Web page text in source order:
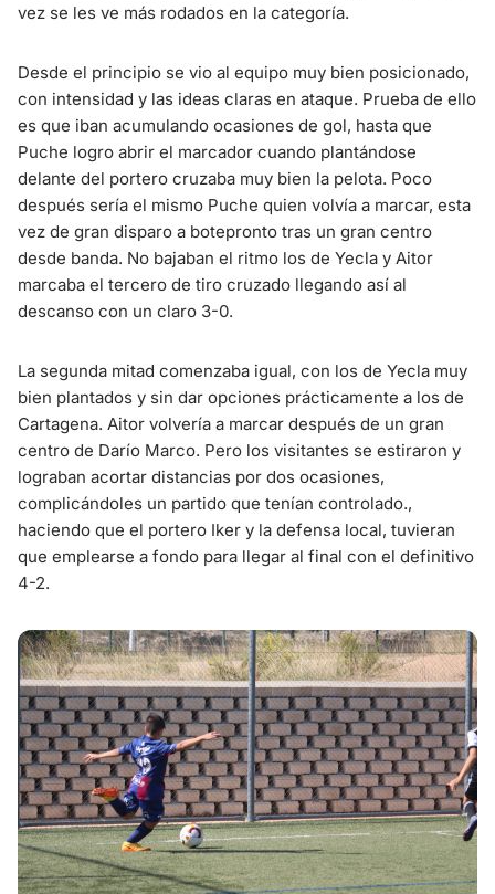
vez se les ve más rodados en la categoría.
Desde el principio se vio al equipo muy bien posicionado,
con intensidad y las ideas claras en ataque. Prueba de ello
es que iban acumulando ocasiones de gol, hasta que
Puche logro abrir el marcador cuando plantándose
delante del portero cruzaba muy bien la pelota. Poco
después sería el mismo Puche quien volvía a marcar, esta
vez de gran disparo a botepronto tras un gran centro
desde banda. No bajaban el ritmo los de Yecla y Aitor
marcaba el tercero de tiro cruzado llegando así al
descanso con un claro 3-0.
La segunda mitad comenzaba igual, con los de Yecla muy
bien plantados y sin dar opciones prácticamente a los de
Cartagena. Aitor volvería a marcar después de un gran
centro de Darío Marco. Pero los visitantes se estiraron y
lograban acortar distancias por dos ocasiones,
complicándoles un partido que tenían controlado.,
haciendo que el portero Iker y la defensa local, tuvieran
que emplearse a fondo para llegar al final con el definitivo
4-2.